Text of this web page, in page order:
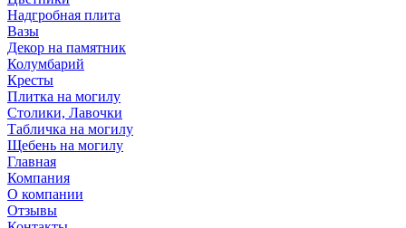
Надгробная плита
Вазы
Декор на памятник
Колумбарий
Кресты
Плитка на могилу
Столики, Лавочки
Табличка на могилу
Щебень на могилу
Главная
Компания
О компании
Отзывы